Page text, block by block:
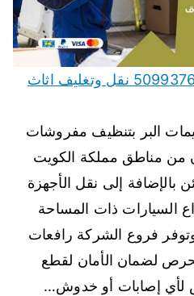
نقل عفش مخيمات البر 50993766 نقل وتغليف اثاث
البر بتنظيف مفروشات
من مناطق مملكة الكويت
بالإضافة إلى نقل الأجهزة
السيارات ذات المساحة
وتوفر فروع الشركة رافعات
لضمان الأمان لقطع
لأي إصابات أو خدوش…